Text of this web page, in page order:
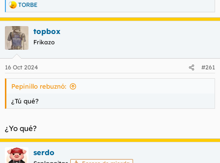
R
e
a
c
c
i
e
s
TORBE
topbox
Frikazo
16 Oct 2024 #261
Pepinillo rebuznó:
¿Tú qué?
¿Yo qué?
serdo